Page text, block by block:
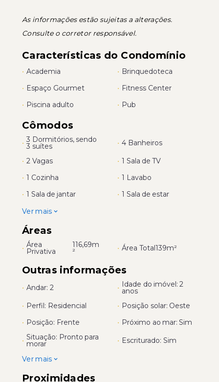
As informações estão sujeitas a alterações.
Consulte o corretor responsável.
Características do Condomínio
• Academia • Brinquedoteca
• Espaço Gourmet • Fitness Center
• Piscina adulto • Pub
Cômodos
• 3 Dormitórios, sendo
3 suítes • 4 Banheiros
• 2 Vagas • 1 Sala de TV
• 1 Cozinha • 1 Lavabo
• 1 Sala de jantar • 1 Sala de estar
Ver mais
Áreas
• Área
Privativa
116,69m
² • Área Total139m²
Outras informações
• Andar: 2 • Idade do imóvel: 2
anos
• Perfil: Residencial • Posição solar: Oeste
• Posição: Frente • Próximo ao mar: Sim
• Situação: Pronto para
morar • Escriturado: Sim
Ver mais
Proximidades